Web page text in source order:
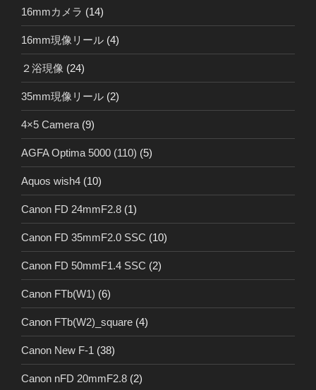
16mmカメラ (14)
16mm現像リール (4)
２浴現像 (24)
35mm現像リール (2)
4×5 Camera (9)
AGFA Optima 5000 (110) (5)
Aquos wish4 (10)
Canon FD 24mmF2.8 (1)
Canon FD 35mmF2.0 SSC (10)
Canon FD 50mmF1.4 SSC (2)
Canon FTb(W1) (6)
Canon FTb(W2)_square (4)
Canon New F-1 (38)
Canon nFD 20mmF2.8 (2)